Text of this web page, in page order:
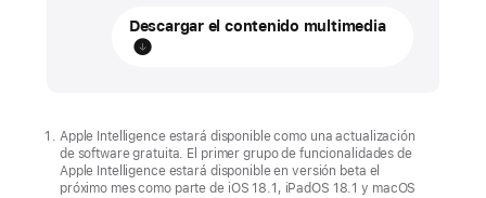
iPadOS
disponible
para
llevar
Descargar el contenido multimedia
Apple Intelligence estará disponible como una actualización
de software gratuita. El primer grupo de funcionalidades de
Apple Intelligence estará disponible en versión beta el
próximo mes como parte de iOS 18.1, iPadOS 18.1 y macOS